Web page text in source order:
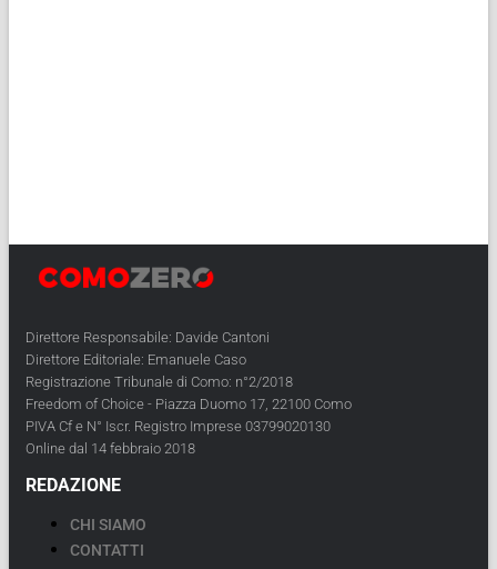
Direttore Responsabile: Davide Cantoni
Direttore Editoriale: Emanuele Caso
Registrazione Tribunale di Como: n°2/2018
Freedom of Choice - Piazza Duomo 17, 22100 Como
PIVA Cf e N° Iscr. Registro Imprese 03799020130
Online dal 14 febbraio 2018
REDAZIONE
CHI SIAMO
CONTATTI